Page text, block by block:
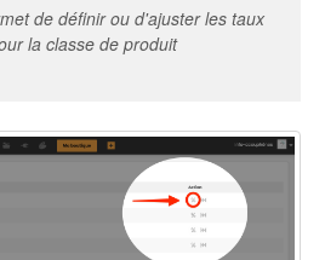
de définir ou d'ajuster les taux
la classe de produit